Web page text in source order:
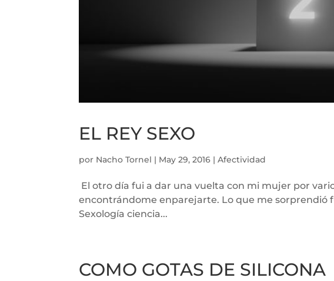
EL REY SEXO
por Nacho Tornel | May 29, 2016 |Afectividad
El otro día fui a dar una vuelta con mi mujer por
encontrándome enparejarte. Lo que me sorprendió
Sexología ciencia...
COMO GOTAS DE SILICONA